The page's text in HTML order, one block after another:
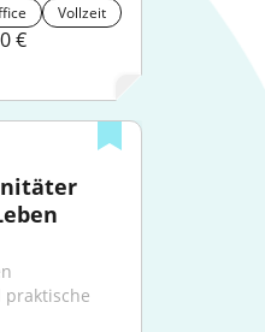
Vollzeit
€